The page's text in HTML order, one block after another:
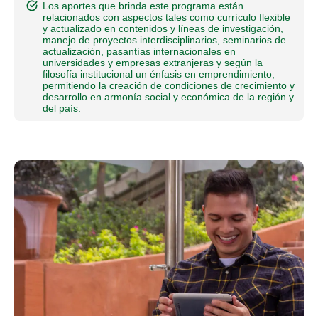
Los aportes que brinda este programa están
relacionados con aspectos tales como currículo flexible
y actualizado en contenidos y líneas de investigación,
manejo de proyectos interdisciplinarios, seminarios de
actualización, pasantías internacionales en
universidades y empresas extranjeras y según la
filosofía institucional un énfasis en emprendimiento,
permitiendo la creación de condiciones de crecimiento y
desarrollo en armonía social y económica de la región y
del país.